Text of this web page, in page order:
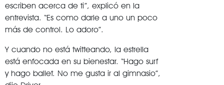
escriben acerca de ti”, explicó en la
entrevista. “Es como darle a uno un poco
más de control. Lo adoro”.
Y cuando no está twitteando, la estrella
está enfocada en su bienestar. “Hago surf
y hago ballet. No me gusta ir al gimnasio”,